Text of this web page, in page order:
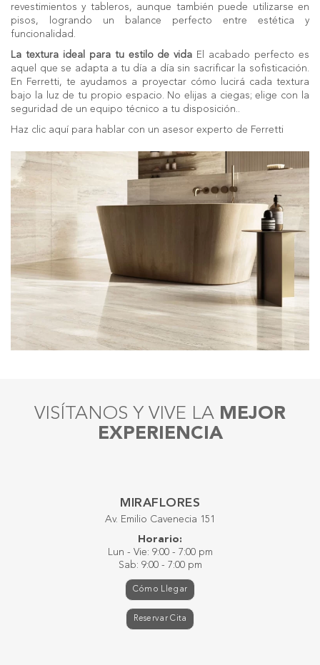
revestimientos y tableros, aunque también puede utilizarse en
pisos, logrando un balance perfecto entre estética y
funcionalidad.
La textura ideal para tu estilo de vida El acabado perfecto es
aquel que se adapta a tu día a día sin sacrificar la sofisticación.
En Ferretti, te ayudamos a proyectar cómo lucirá cada textura
bajo la luz de tu propio espacio. No elijas a ciegas; elige con la
seguridad de un equipo técnico a tu disposición..
Haz clic aquí para hablar con un asesor experto de Ferretti
VISÍTANOS Y VIVE LA MEJOR
EXPERIENCIA
MIRAFLORES
Av. Emilio Cavenecia 151
Horario:
Lun - Vie: 9:00 - 7:00 pm
Sab: 9:00 - 7:00 pm
Cómo Llegar
Reservar Cita